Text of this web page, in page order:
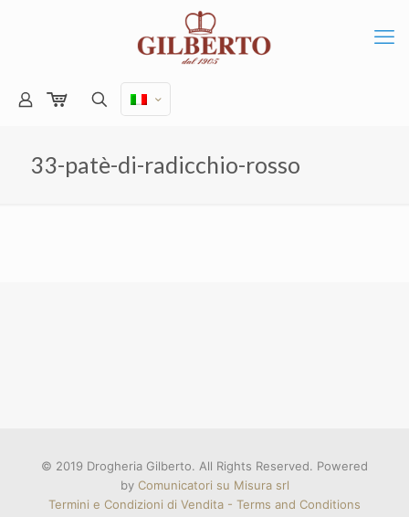
33-patè-di-radicchio-rosso
© 2019 Drogheria Gilberto. All Rights Reserved. Powered
by Comunicatori su Misura srl
Termini e Condizioni di Vendita - Terms and Conditions